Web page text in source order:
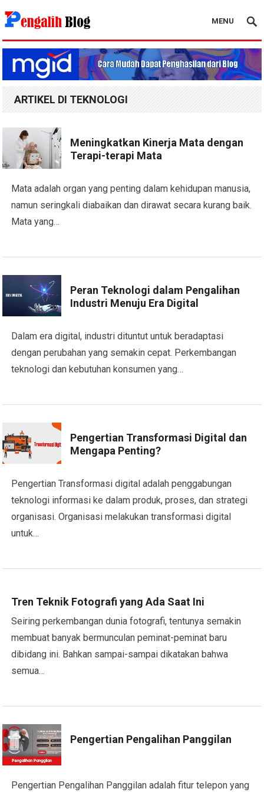
Pengalih Blog
MENU
ARTIKEL DI TEKNOLOGI
Meningkatkan Kinerja Mata dengan
Terapi-terapi Mata
Mata adalah organ yang penting dalam kehidupan manusia,
namun seringkali diabaikan dan dirawat secara kurang baik.
Mata yang…
Peran Teknologi dalam Pengalihan
Industri Menuju Era Digital
Dalam era digital, industri dituntut untuk beradaptasi
dengan perubahan yang semakin cepat. Perkembangan
teknologi dan kebutuhan konsumen yang…
Pengertian Transformasi Digital dan
Mengapa Penting?
Pengertian Transformasi digital adalah penggabungan
teknologi informasi ke dalam produk, proses, dan strategi
organisasi. Organisasi melakukan transformasi digital
untuk…
Tren Teknik Fotografi yang Ada Saat Ini
Seiring perkembangan dunia fotografi, tentunya semakin
membuat banyak bermunculan peminat-peminat baru
dibidang ini. Bahkan sampai-sampai dikatakan bahwa
semua…
Pengertian Pengalihan Panggilan
Pengertian Pengalihan Panggilan adalah fitur telepon yang